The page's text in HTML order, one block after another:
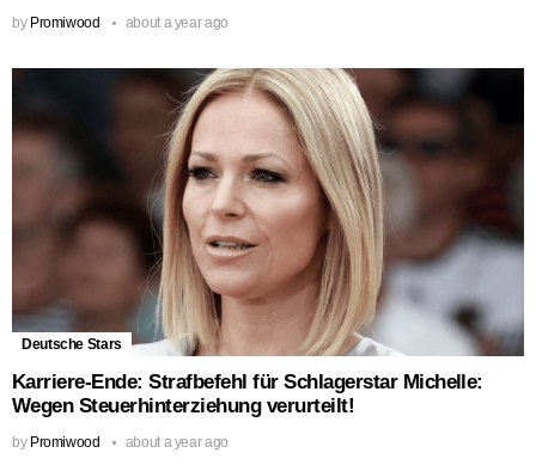
by Promiwood about a year ago
Deutsche Stars
Karriere-Ende: Strafbefehl für Schlagerstar Michelle:
Wegen Steuerhinterziehung verurteilt!
by Promiwood about a year ago